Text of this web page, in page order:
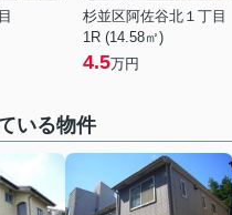
杉並区阿佐谷北１丁目
1R (14.58㎡)
4.5万円
いる物件